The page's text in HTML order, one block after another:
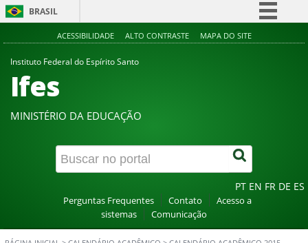
BRASIL
Simplifique!
Canais
ACESSIBILIDADE ALTO CONTRASTE MAPA DO SITE
Instituto Federal do Espírito Santo
Ifes
MINISTÉRIO DA EDUCAÇÃO
PT EN FR DE ES
Perguntas Frequentes Contato
Acesso a
sistemas
Comunicação